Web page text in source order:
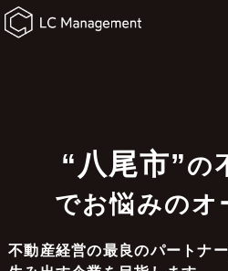
“八尾市”の
でお悩みのオ
不動産経営の最良のパートナ